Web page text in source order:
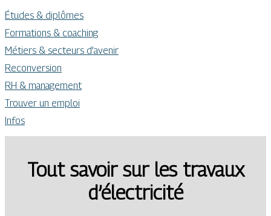
Études & diplômes
Formations & coaching
Métiers & secteurs d’avenir
Reconversion
RH & management
Trouver un emploi
Infos
Tout savoir sur les travaux
d’électricité